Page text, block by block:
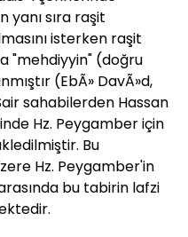
yanı sıra raşit
isterken raşit
"mehdiyyin" (doğru
(EbÃ» DavÃ»d,
sahabilerden Hassan
Hz. Peygamber için
Bu
Hz. Peygamber'in
bu tabirin lafzi